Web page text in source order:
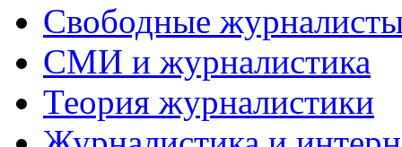
Свободные
СМИ и журналистика
Теория журналистики